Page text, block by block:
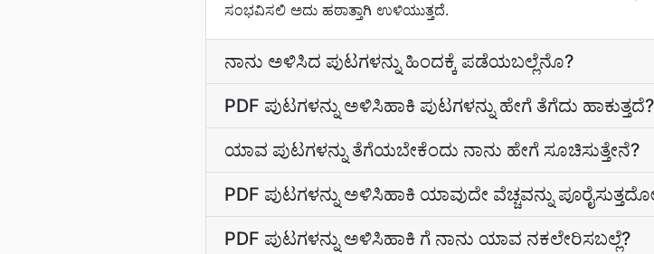
ಸಂಭವಿಸಲಿ ಅದು ಹಠಾತ್ತಾಗಿ ಉಳಿಯುತ್ತದೆ.
ನಾನು ಅಳಿಸಿದ ಪುಟಗಳನ್ನು ಹಿಂದಕ್ಕೆ ಪಡೆಯಬಲ್ಲೆನೊ?
PDF ಪುಟಗಳನ್ನು ಅಳಿಸಿಹಾಕಿ ಪುಟಗಳನ್ನು ಹೇಗೆ ತೆಗೆದು ಹಾಕುತ್ತದೆ?
ಯಾವ ಪುಟಗಳನ್ನು ತೆಗೆಯಬೇಕೆಂದು ನಾನು ಹೇಗೆ ಸೂಚಿಸುತ್ತೇನೆ?
PDF ಪುಟಗಳನ್ನು ಅಳಿಸಿಹಾಕಿ ಯಾವುದೇ ವೆಚ್ಚವನ್ನು
PDF ಪುಟಗಳನ್ನು ಅಳಿಸಿಹಾಕಿ ಗೆ ನಾನು ಯಾವ ನಕಲೇರಿಸಬಲ್ಲೆ?